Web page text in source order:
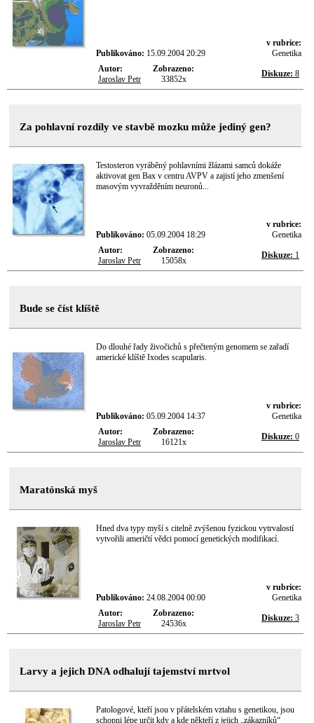
Publikováno: 15.09.2004 20:29
v rubrice:
Genetika
Autor:
Jaroslav Petr
Zobrazeno:
33852x
Diskuze: 8
Za pohlavní rozdíly ve stavbě mozku může jediný gen?
Testosteron vyráběný pohlavními žlázami samců dokáže
aktivovat gen Bax v centru AVPV a zajistí jeho zmenšení
masovým vyvražděním neuronů...
Publikováno: 05.09.2004 18:29
v rubrice:
Genetika
Autor:
Jaroslav Petr
Zobrazeno:
15058x
Diskuze: 1
Bude se číst klíště
Do dlouhé řady živočichů s přečteným genomem se zařadí
americké klíště Ixodes scapularis.
Publikováno: 05.09.2004 14:37
v rubrice:
Genetika
Autor:
Jaroslav Petr
Zobrazeno:
16121x
Diskuze: 0
Maratónská myš
Hned dva typy myší s citelně zvýšenou fyzickou vytrvalostí
vytvořili američtí vědci pomocí genetických modifikací.
Publikováno: 24.08.2004 00:00
v rubrice:
Genetika
Autor:
Jaroslav Petr
Zobrazeno:
24536x
Diskuze: 3
Larvy a jejich DNA odhalují tajemství mrtvol
Patologové, kteří jsou v přátelském vztahu s genetikou, jsou
schopni lépe určit kdy a kde někteří z jejich „zákazníků“